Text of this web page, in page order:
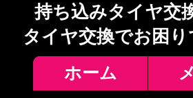
持ち込みタイヤ交
タイヤ交換でお困
ホーム